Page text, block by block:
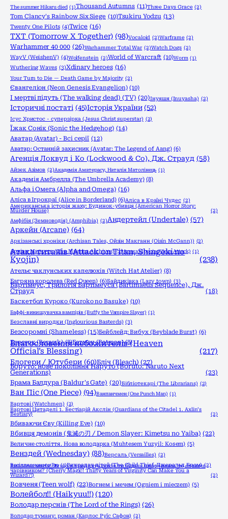
The summer Hikaru died (1)Thousand Autumns (11)Three Days Grace (2)
Tom Clancy's Rainbow Six Siege (10)Tsukiru Yodzu (13)
Twenty One Pilots (4)Twice (16)
TXT (Tomorrow X Together) (98)Vocaloid (2)Warframe (2)
Warhammer 40 000 (26)Warhammer Total War (2)Watch Dogs (2)
WayV (WeishenV) (4)Wolfenstein (2)World of Warcraft (10)Worm (1)
Wuthering Waves (3)Xdinary heroes (16)
Your Turn to Die — Death Game by Majority (2)
Євангеліон (Neon Genesis Evangelion) (10)
І мертві підуть (The walking dead) (TV) (20)Інуяшя (Inuyasha) (2)
Історичні постаті (45)Історія України (52)
Ісус Христос - суперзірка (Jesus Christ superstar) (2)
Їжак Сонік (Sonic the Hedgehog) (14)
Аватар (Avatar) - Всі серії (12)
Аватар: Останній захисник (Avatar: The Legend of Aang) (6)
Агенція Локвуд і Кo (Lockwood & Co), Дж. Страуд (58)
Айзек Азімов (2)Академія Аматерасу, Наталія Матолінець (1)
Академія Амбрелла (The Umbrella Academy) (8)
Альфа і Омега (Alpha and Omega) (16)
Аліса в Ігрокраї (Alice in Borderland) (6)Аліса в Країні Чудес (2)
Американська історія жаху: Будинок-убивця (American Horror Story:
Murder House)
(2)
Амфібія (Земноводія) (Amphibia) (2)Андертейл (Undertale) (57)
Аркейн (Arcane) (64)
Аркізанські хроніки (Archisan Tales, Ойзін Макганн (Oisín McGann)) (2)
Архіви Маґнуса (The Magnus Archives) (2)Атака вірусів (Virus Attack) (1)
Атака титанів (Attack on Titan, Shingeki no
Kyojin)
(238)
Ательє чаклунських капелюхів (Witch Hat Atelier) (8)
Багряна королева (Red Queen) (6)Байдиківка (Lazy town) (3)
Бартімеус, Трилогія Бартімеуса (Bartimaeus Sequence), Дж.
Страуд
(18)
Баскетбол Куроко (Kuroko no Basuke) (10)
Баффі-винищувачка вампірів (Buffy the Vampire Slayer) (1)
Безславні виродки (Inglourious Basterds) (3)
Безсоромні (Shameless) (15)Бейблейд: Вибух (Beyblade Burst) (6)
Берсерк (Berserk) (8)Бетмен (Batman) (8)
Благословення небожителів (Heaven
Official’s Blessing)
(217)
Блогери / Ютубери (60)Бліч (Bleach) (27)
Боруто: нове покоління Наруто (Boruto: Naruto Next
Generations)
(23)
Брама Балдура (Baldur's Gate) (20)Бібліотекарі (The Librarians) (2)
Ван Піс (One Piece) (94)Ванпанчмен (One Punch Man) (1)
Вартові (Watchmen) (2)
Вартові Цитаделі 1. Бестіарій Акслін (Guardians of the Citadel 1. Axlin’s
Bestiary)
(2)
Вбиваючи Єву (Killing Eve) (10)
Вбивця демонів (鬼滅の刃 / Demon Slayer: Kimetsu no Yaiba) (22)
Величне століття. Нова володарка (Muhtesem Yuzyil: Kosem) (5)
Венздей (Wednesday) (88)Версаль (Versailles) (2)
Весілля вченого Рю (1)Викрадач дітей (The Child Thief, Джеральд Бром) (2)
Вишнева магія! Якщо в тридцять років ти будеш цнотливим, то станеш
чарівником? (Cherry Magic! Thirty Years of Virginity Can Make You a
Wizard?!)
(2)
Вовченя (Teen wolf) (22)Вогнем і мечем (Ogniem i mieczem) (5)
Волейбол!! (Haikyuu!!) (120)
Володар перснів (The Lord of the Rings) (26)
Володар туману: роман (Карлос Руїс Сафон) (2)